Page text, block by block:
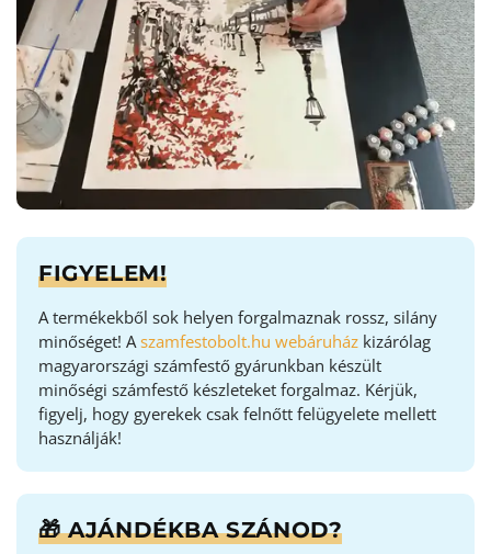
FIGYELEM!
A termékekből sok helyen forgalmaznak rossz, silány
minőséget! Aszamfestobolt.hu webáruház kizárólag
magyarországi számfestő gyárunkban készült
minőségi számfestő készleteket forgalmaz. Kérjük,
figyelj, hogy gyerekek csak felnőtt felügyelete mellett
használják!
🎁 AJÁNDÉKBA SZÁNOD?